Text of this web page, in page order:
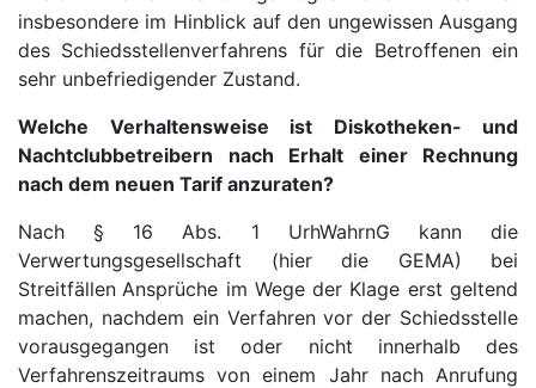
insbesondere im Hinblick auf den ungewissen Ausgang
des Schiedsstellenverfahrens für die Betroffenen ein
sehr unbefriedigender Zustand.
Welche Verhaltensweise ist Diskotheken- und
Nachtclubbetreibern nach Erhalt einer Rechnung
nach dem neuen Tarif anzuraten?
Nach § 16 Abs. 1 UrhWahrnG kann die
Verwertungsgesellschaft (hier die GEMA) bei
Streitfällen Ansprüche im Wege der Klage erst geltend
machen, nachdem ein Verfahren vor der Schiedsstelle
vorausgegangen ist oder nicht innerhalb des
Verfahrenszeitraums von einem Jahr nach Anrufung